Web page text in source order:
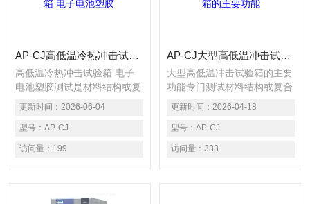
AP-CJ高低温冷热冲击试验箱 电子电池塑胶
高低温冷热冲击试验箱 电子
电池塑胶测试是材料结构或复
合材料，经高温或低温的连续
环境下所能忍受的程度，藉以
在短时间内试验其热胀冷缩所
引起的化学变化或物理伤害。
更新时间： 2026-06-04
型号： AP-CJ
访问量： 199
AP-CJ大型高低温冲击试验箱的主要功能
大型高低温冲击试验箱的主要
功能专门测试材料结构或复合
材料，在瞬间下经高温或低温
的连续环境下所能忍受的程
度，藉以在短时间内试验其热
胀冷缩所引起的化学变化或物
理伤害
更新时间： 2026-04-18
型号： AP-CJ
访问量： 333